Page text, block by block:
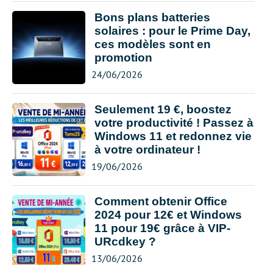
Bons plans batteries
solaires : pour le Prime Day,
ces modèles sont en
promotion
24/06/2026
Seulement 19 €, boostez
votre productivité ! Passez à
Windows 11 et redonnez vie
à votre ordinateur !
19/06/2026
Comment obtenir Office
2024 pour 12€ et Windows
11 pour 19€ grâce à VIP-
URcdkey ?
13/06/2026